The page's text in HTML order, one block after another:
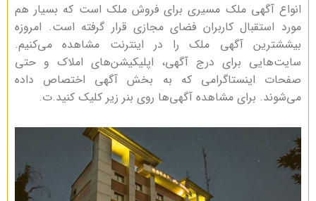
انواع آگهی ملک مسیری برای فروش ملک است که بسیار هم
مورد استقبال کاربران فضای مجازی قرار گرفته است. امروزه
بیششترین آگهی ملک را در اینترنت مشاهده می‌کنیم.
سایت‌هایی برای درج آگهی، اپلیکیشن‌های املاک و حتی
صفحات اینستاگرامی که به بخش آگهی اختصاص داده
می‌شوند. برای مشاهده آگهی‌ها روی بنر زیر کلیک کنید.ت.